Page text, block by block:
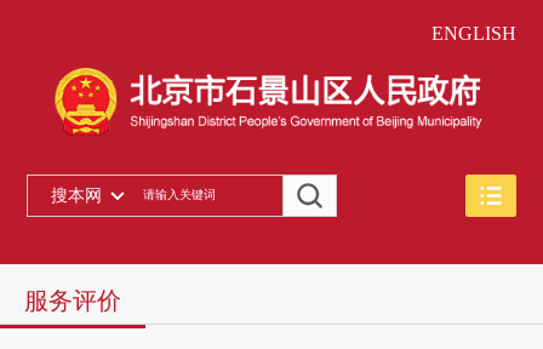
ENGLISH
搜本网
服务评价